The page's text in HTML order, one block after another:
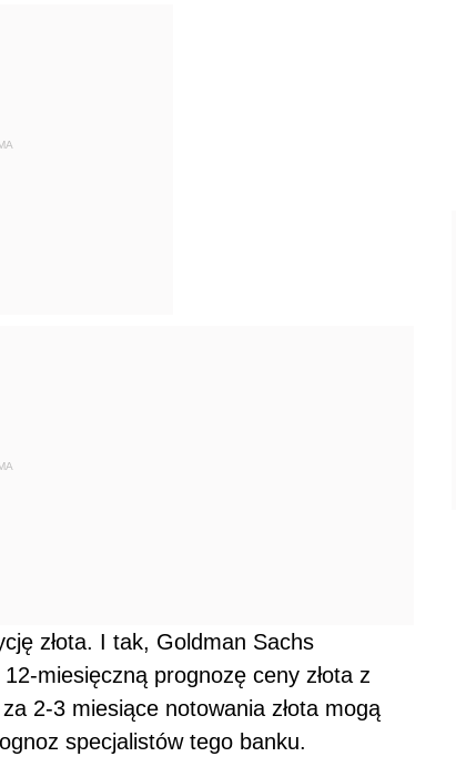
złota. I tak, Goldman Sachs
miesięczną prognozę ceny złota z
2-3 miesiące notowania złota mogą
specjalistów tego banku.